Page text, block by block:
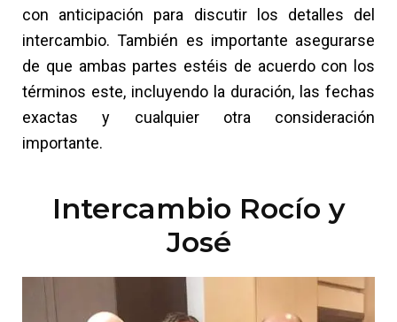
con anticipación para discutir los detalles del
intercambio. También es importante asegurarse
de que ambas partes estéis de acuerdo con los
términos este, incluyendo la duración, las fechas
exactas y cualquier otra consideración
importante.
Intercambio Rocío y
José